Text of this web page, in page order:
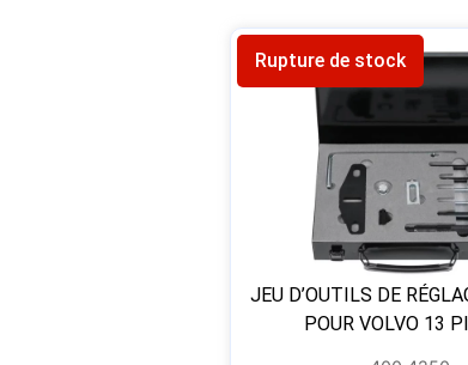
Rupture de stock
JEU D’OUTILS DE
POUR VOLVO 13